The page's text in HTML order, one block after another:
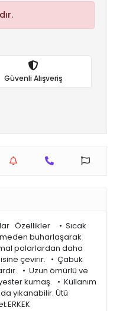
Güvenli Alışveriş
Özellikler • Sıcak
buharlaşarak
polarlardan daha
çevirir. • Çabuk
• Uzun ömürlü ve
kumaş. • Kullanım
yıkanabilir. Ütü